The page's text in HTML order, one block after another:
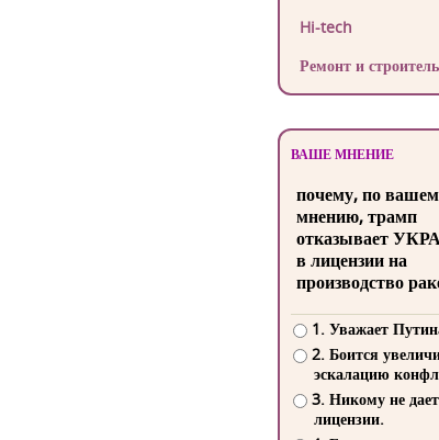
Hi-tech
Ремонт и
ВАШЕ МНЕНИЕ
почему, по
мнению, трамп
отказывает
в лицензии на
производство
1. Уважает
2. Боится
эскалацию
3. Никому не
лицензии.